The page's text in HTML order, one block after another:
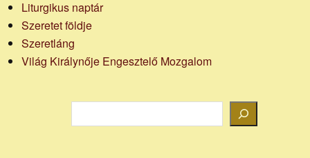
Liturgikus naptár
Szeretet földje
Szeretláng
Világ Királynője Engesztelő Mozgalom